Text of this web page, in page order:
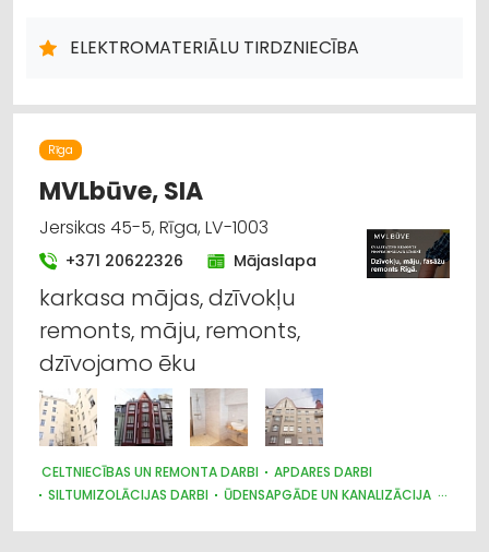
APGAISMES TEHNIKAS VAIRUMTIRDZNIECĪBA
ELEKTRONISKĀS IERĪCES, KOMPONENTES
INSTRUMENTU UN DARBARĪKU TIRDZNIECĪBA
ELEKTROMONTĀŽA, ELEKTROINSTALĀCIJA
CELTNIECĪBAS UN REMONTA DARBI
DIZAINS UN INTERJERS; PRIEKŠMETI UN PAKALPOJUMI
SADZĪVES TEHNIKAS TIRDZNIECĪBA
SAIMNIECĪBAS PREČU TIRDZNIECĪBA
ELEKTROMATERIĀLU TIRDZNIECĪBA
Rīga
MVLbūve, SIA
Jersikas 45-5, Rīga, LV-1003
+371 20622326 Mājaslapa
karkasa mājas, dzīvokļu
remonts, māju, remonts,
dzīvojamo ēku
CELTNIECĪBAS UN REMONTA DARBI
APDARES DARBI
SILTUMIZOLĀCIJAS DARBI
ŪDENSAPGĀDE UN KANALIZĀCIJA